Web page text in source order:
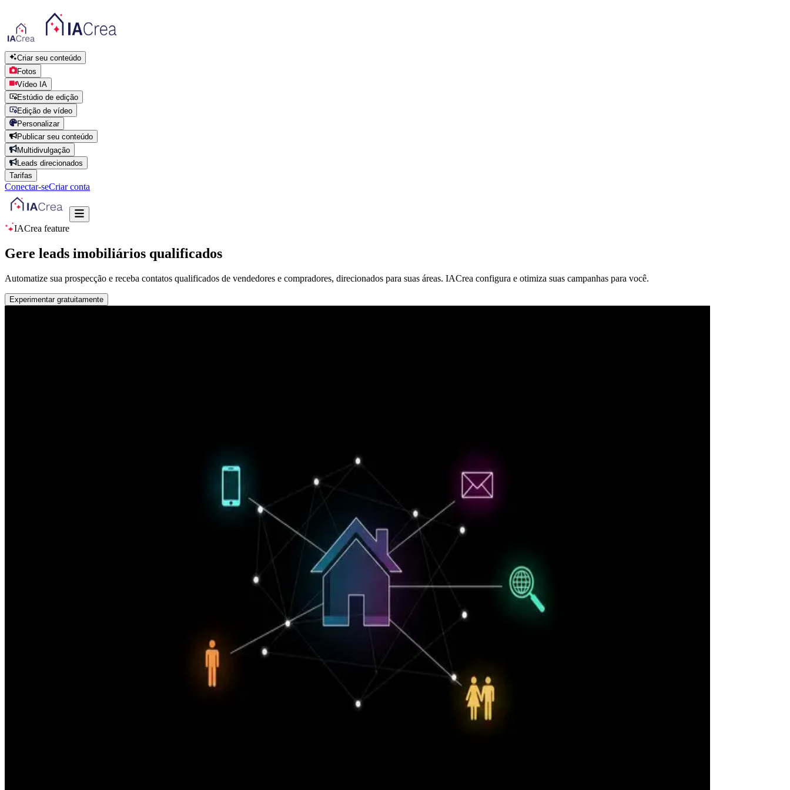
Criar seu conteúdo
Fotos
Vídeo IA
Estúdio de edição
Edição de vídeo
Personalizar
Publicar seu conteúdo
Multidivulgação
Leads direcionados
Tarifas
Conectar-seCriar conta
IACrea feature
Gere leads imobiliários qualificados
Automatize sua prospecção e receba contatos qualificados de vendedores e compradores, direcionados para suas áreas. IACrea configura e otimiza suas campanhas para você.
Experimentar gratuitamente